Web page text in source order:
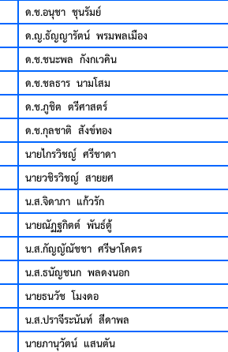
ด.ช.อนุชา ชุนรัมย์
ด.ญ.ธัญญารัตน์ พรมพลเมือง
ด.ช.ชนะพล กังกเวคิน
ด.ช.ชลธาร นามโสม
ด.ช.ภูชิต ตรีศาสตร์
ด.ช.กุลชาติ สังข์ทอง
นายไกรวิชญ์ ศรีชาดา
นายวชิรวิชญ์ สายยศ
น.ส.จิดาภา แก้วรัก
นายณัฏฐกิตต์ พันธ์ตู้
น.ส.กัญญัณัชชา ศรีษาโคตร
น.ส.ธนัญชนก พลดงนอก
นายธนวัช โมงดอ
น.ส.ปราจีระนันท์ สีดาพล
นายภานุวัตน์ แสนตัน